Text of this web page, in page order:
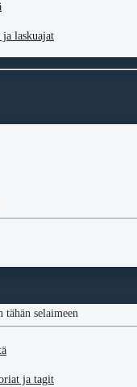
laskuajat
tähän selaimeen
ja tagit